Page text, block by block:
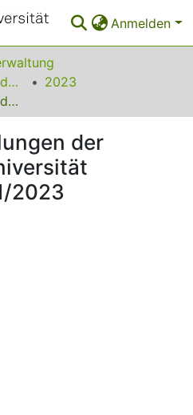
Anmelden
Amtliche Mitteilungen der Technischen Universität Dortmund
2023
Amtliche Mitteilungen der Technischen Universität Dortmund Nr. 11/2023
der
2023